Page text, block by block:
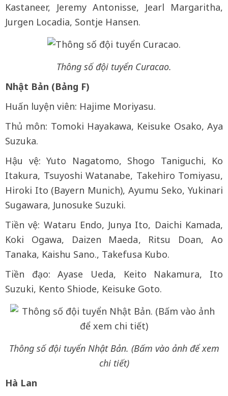
Kastaneer, Jeremy Antonisse, Jearl Margaritha,
Jurgen Locadia, Sontje Hansen.
Thông số đội tuyển Curacao.
Nhật Bản (Bảng F)
Huấn luyện viên: Hajime Moriyasu.
Thủ môn: Tomoki Hayakawa, Keisuke Osako, Aya
Suzuka.
Hậu vệ: Yuto Nagatomo, Shogo Taniguchi, Ko
Itakura, Tsuyoshi Watanabe, Takehiro Tomiyasu,
Hiroki Ito (Bayern Munich), Ayumu Seko, Yukinari
Sugawara, Junosuke Suzuki.
Tiền vệ: Wataru Endo, Junya Ito, Daichi Kamada,
Koki Ogawa, Daizen Maeda, Ritsu Doan, Ao
Tanaka, Kaishu Sano., Takefusa Kubo.
Tiền đạo: Ayase Ueda, Keito Nakamura, Ito
Suzuki, Kento Shiode, Keisuke Goto.
Thông số đội tuyển Nhật Bản. (Bấm vào ảnh để xem
chi tiết)
Hà Lan